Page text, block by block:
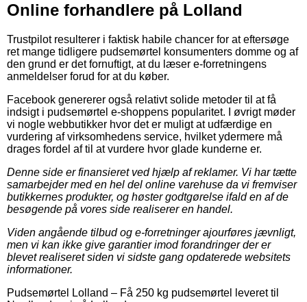
Online forhandlere på Lolland
Trustpilot resulterer i faktisk habile chancer for at eftersøge
ret mange tidligere pudsemørtel konsumenters domme og af
den grund er det fornuftigt, at du læser e-forretningens
anmeldelser forud for at du køber.
Facebook genererer også relativt solide metoder til at få
indsigt i pudsemørtel e-shoppens popularitet. I øvrigt møder
vi nogle webbutikker hvor det er muligt at udfærdige en
vurdering af virksomhedens service, hvilket ydermere må
drages fordel af til at vurdere hvor glade kunderne er.
Denne side er finansieret ved hjælp af reklamer. Vi har tætte
samarbejder med en hel del online varehuse da vi fremviser
butikkernes produkter, og høster godtgørelse ifald en af de
besøgende på vores side realiserer en handel.
Viden angående tilbud og e-forretninger ajourføres jævnligt,
men vi kan ikke give garantier imod forandringer der er
blevet realiseret siden vi sidste gang opdaterede websitets
informationer.
Pudsemørtel Lolland – Få 250 kg pudsemørtel leveret til